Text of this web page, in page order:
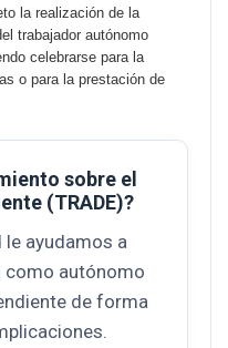
la realización de la
trabajador autónomo
celebrarse para la
o para la prestación de
sobre el
(TRADE)?
le ayudamos a
como autónomo
de forma